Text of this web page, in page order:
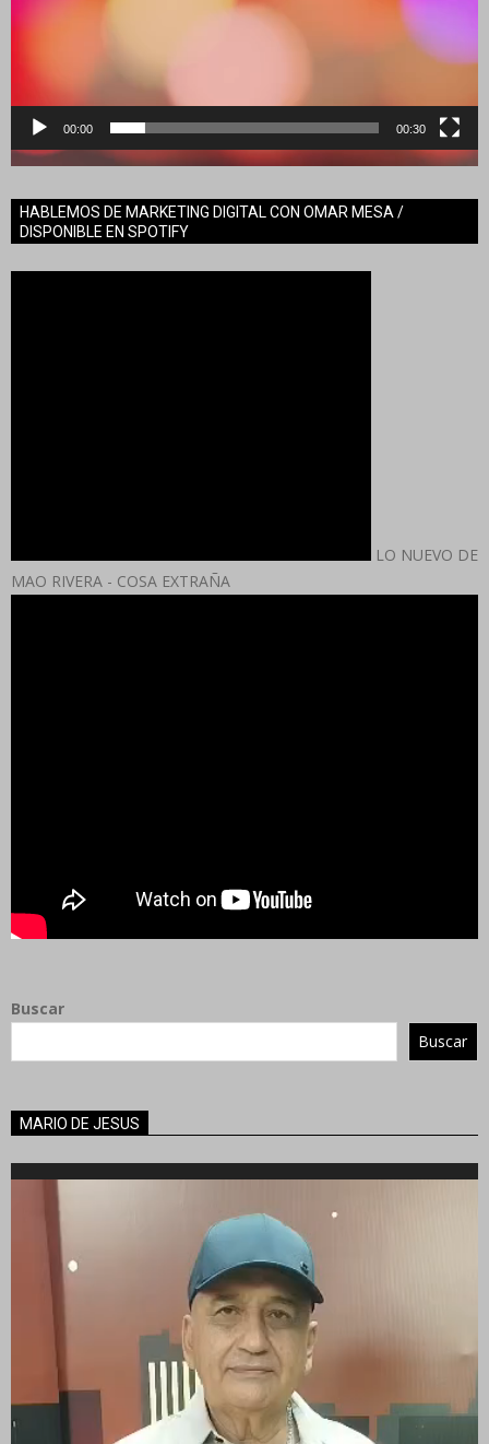
00:00 00:30
HABLEMOS DE MARKETING DIGITAL CON OMAR MESA /
DISPONIBLE EN SPOTIFY
LO NUEVO DE
MAO RIVERA - COSA EXTRAÑA
Buscar
Buscar
MARIO DE JESUS
Reproductor